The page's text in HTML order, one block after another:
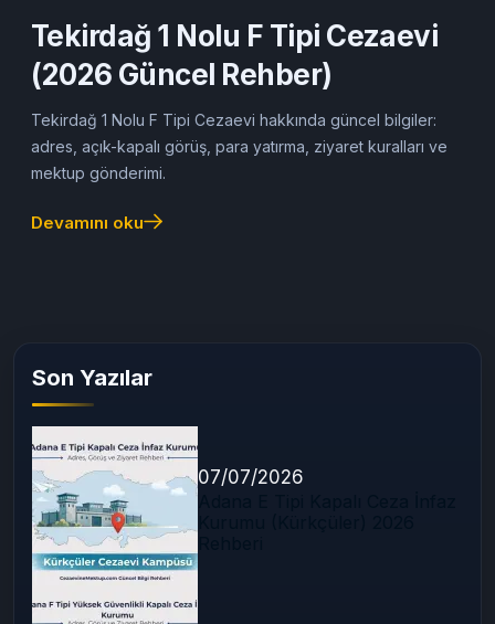
Tekirdağ 1 Nolu F Tipi Cezaevi
(2026 Güncel Rehber)
Tekirdağ 1 Nolu F Tipi Cezaevi hakkında güncel bilgiler:
adres, açık-kapalı görüş, para yatırma, ziyaret kuralları ve
mektup gönderimi.
Devamını oku
Son Yazılar
07/07/2026